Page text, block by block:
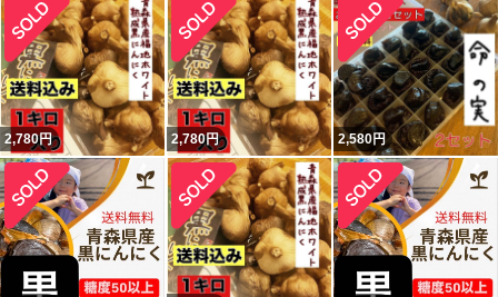
2,780円 2,780円 2,580円